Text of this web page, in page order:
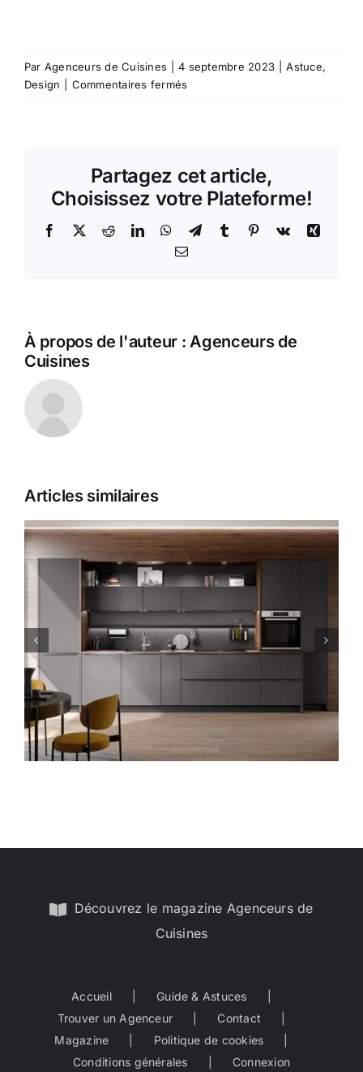
Par Agenceurs de Cuisines 4 septembre 2023 Astuce,
Design
Commentaires ferméssur
une
cuisine
tendance
Partagez cet article,
Choisissez votre Plateforme!
Facebook
X RedditLinkedInWhatsApp
TelegramTumblr Pinterest
Vk
Xing
Email
À propos de l'auteur :Agenceurs de
Cuisines
Articles similaires
Des fours innovants pour
Découvrez le magazine Agenceurs de
Cuisines
Accueil
Guide & Astuces
Trouver un Agenceur
Contact
Magazine
Politique de cookies
Conditions générales
Connexion